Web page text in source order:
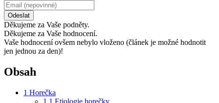
Odeslat
Děkujeme za Vaše podněty.
Děkujeme za Vaše hodnocení.
Vaše hodnocení ovšem nebylo vloženo (článek je možné hodnotit
jen jednou za den)!
Obsah
1 Horečka
1.1 Etiologie horečky